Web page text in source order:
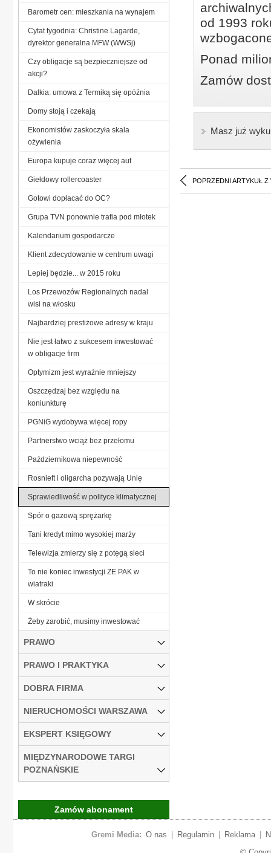
od 1993
Ponad
Zamów
Masz już
POPRZEDNI ARTYKUŁ Z
Barometr cen: mieszkania na wynajem
Cytat tygodnia: Christine Lagarde,
dyrektor generalna MFW (WWSj)
Czy obligacje są bezpieczniejsze od
akcji?
Dalkia: umowa z Termiką się opóźnia
Domy stoją i czekają
Ekonomistów zaskoczyła skala
ożywienia
Europa kupuje coraz więcej aut
Giełdowy rollercoaster
Gotowi dopłacać do OC?
Grupa TVN ponownie trafia pod młotek
Kalendarium gospodarcze
Klient zdecydowanie w centrum uwagi
Lepiej będzie... w 2015 roku
Los Przewozów Regionalnych nadal
wisi na włosku
Najbardziej prestiżowe adresy w kraju
Nie jest łatwo z sukcesem inwestować
w obligacje firm
Optymizm jest wyraźnie mniejszy
Oszczędzaj bez względu na
koniunkturę
PGNiG wydobywa więcej ropy
Partnerstwo wciąż bez przełomu
Październikowa niepewność
Rosnieft i oligarcha pozywają Unię
Sprawiedliwość w polityce klimatycznej
Spór o gazową sprężarkę
Tani kredyt mimo wysokiej marży
Telewizja zmierzy się z potęgą sieci
To nie koniec inwestycji ZE PAK w
wiatraki
W skrócie
Żeby zarobić, musimy inwestować
PRAWO
PRAWO I PRAKTYKA
DOBRA FIRMA
NIERUCHOMOŚCI WARSZAWA
EKSPERT KSIĘGOWY
MIĘDZYNARODOWE TARGI
POZNAŃSKIE
Zamów abonament
Gremi Media: O nas Regulamin Reklama